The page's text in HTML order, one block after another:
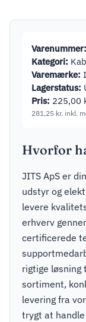
(12/24V)
suitable
devices
USB-C
Varenummer:
Kategori:
Varemærke:
Lagerstatus:
Pris: 225,00
281,25 kr. inkl.
Hvorfor
JITS ApS er
udstyr og
levere
erhverv
certificerede
rigtige løsning
sortiment,
levering fra
trygt at